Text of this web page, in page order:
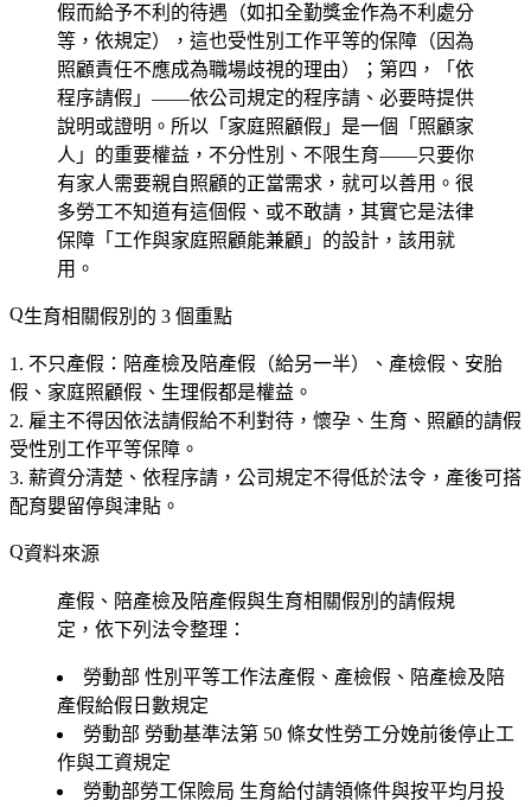
假而給予不利的待遇（如扣全勤獎金作為不利處分
等，依規定），這也受性別工作平等的保障（因為
照顧責任不應成為職場歧視的理由）；第四，「依
程序請假」——依公司規定的程序請、必要時提供
說明或證明。所以「家庭照顧假」是一個「照顧家
人」的重要權益，不分性別、不限生育——只要你
有家人需要親自照顧的正當需求，就可以善用。很
多勞工不知道有這個假、或不敢請，其實它是法律
保障「工作與家庭照顧能兼顧」的設計，該用就
用。
生育相關假別的 3 個重點
不只產假 ：陪產檢及陪產假（給另一半）、產檢假、安胎
假、家庭照顧假、生理假都是權益。
雇主不得因依法請假給不利對待 ，懷孕、生育、照顧的請假
受性別工作平等保障。
薪資分清楚、依程序請 ，公司規定不得低於法令，產後可搭
配育嬰留停與津貼。
資料來源
產假、陪產檢及陪產假與生育相關假別的請假規
定，依下列法令整理：
勞動部 性別平等工作法產假、產檢假、陪產檢及陪
產假給假日數規定
勞動部 勞動基準法第 50 條女性勞工分娩前後停止工
作與工資規定
勞動部勞工保險局 生育給付請領條件與按平均月投